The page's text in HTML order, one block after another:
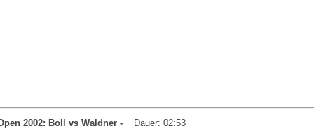
2002: Boll vs Waldner - Dauer: 02:53